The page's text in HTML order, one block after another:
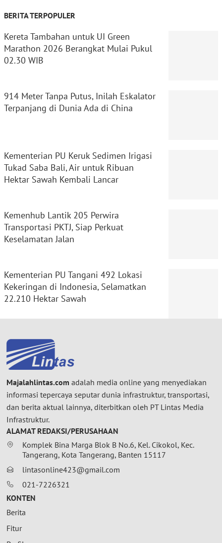
BERITA TERPOPULER
Kereta Tambahan untuk UI Green
Marathon 2026 Berangkat Mulai Pukul
02.30 WIB
914 Meter Tanpa Putus, Inilah Eskalator
Terpanjang di Dunia Ada di China
Kementerian PU Keruk Sedimen Irigasi
Tukad Saba Bali, Air untuk Ribuan
Hektar Sawah Kembali Lancar
Kemenhub Lantik 205 Perwira
Transportasi PKTJ, Siap Perkuat
Keselamatan Jalan
Kementerian PU Tangani 492 Lokasi
Kekeringan di Indonesia, Selamatkan
22.210 Hektar Sawah
Majalahlintas.com adalah media online yang menyediakan
informasi tepercaya seputar dunia infrastruktur, transportasi,
dan berita aktual lainnya, diterbitkan oleh PT Lintas Media
Infrastruktur.
ALAMAT REDAKSI/PERUSAHAAN
Komplek Bina Marga Blok B No.6, Kel. Cikokol, Kec.
Tangerang, Kota Tangerang, Banten 15117
lintasonline423@gmail.com
021-7226321
KONTEN
Berita
Fitur